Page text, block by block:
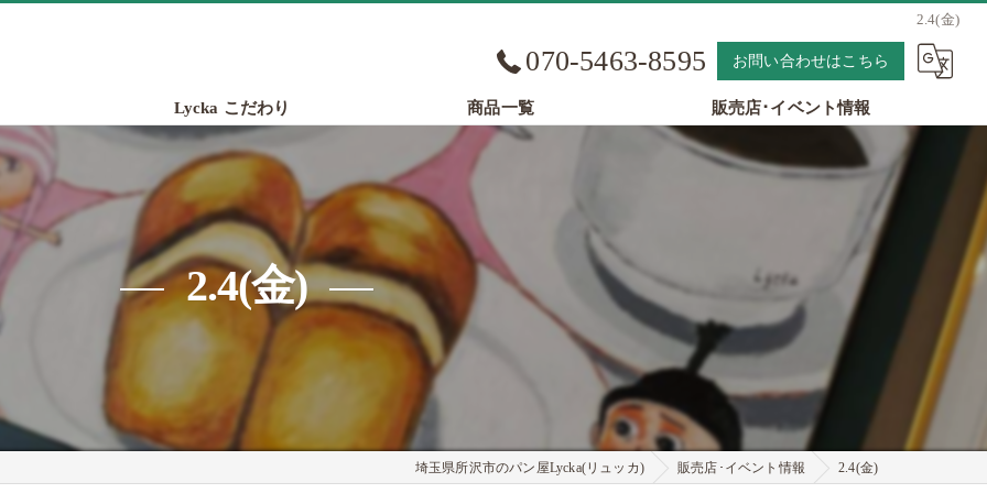
2.4(金)
070-5463-8595 お問い合わせはこちら
Lycka こだわり 商品一覧 販売店･イベント情報
2.4(金)
埼玉県所沢市のパン屋Lycka(リュッカ) 販売店･イベント情報 2.4(金)